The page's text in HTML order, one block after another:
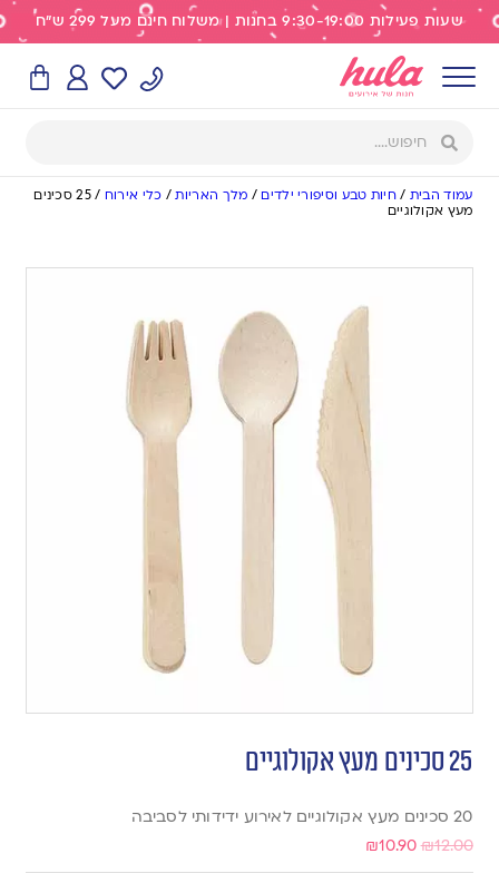
שעות פעילות 9:30-19:00 בחנות | משלוח חינם מעל 299 ש"ח
עמוד הבית /חיות טבע וסיפורי ילדים / מלך האריות/ כלי אירוח /
25 סכינים
מעץ אקולוגיים
25 סכינים מעץ אקולוגיים
20 סכינים מעץ אקולוגיים לאירוע ידידותי לסביבה
₪12.00
₪10.90